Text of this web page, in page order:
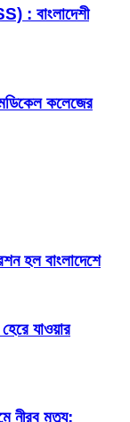
: বাংলাদেশী
কলেজের
হল বাংলাদেশে
যাওয়ার
নীরব মৃত্যু;